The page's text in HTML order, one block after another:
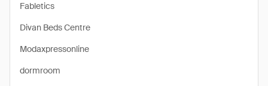
Fabletics
Divan Beds Centre
Modaxpressonline
dormroom